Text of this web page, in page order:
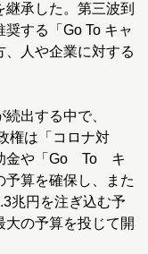
承した。第三波到
する「Go To キャ
、人や企業に対する
出する中で、
権は「コロナ対
金や「Go To キ
予算を確保し、また
兆円を注ぎ込む予
大の予算を投じて開